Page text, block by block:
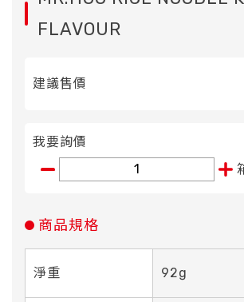
FLAVOUR
建議售價
我要詢價
商品規格
淨重 92g